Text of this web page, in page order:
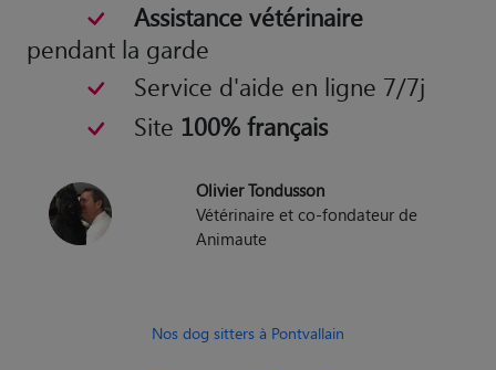
Assistance vétérinaire
pendant la garde
Service d'aide en ligne 7/7j
Site 100% français
Olivier Tondusson
Vétérinaire et co-fondateur de
Animaute
Nos dog sitters à Pontvallain